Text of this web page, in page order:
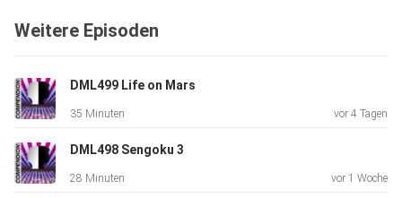
Weitere Episoden
DML499 Life on Mars
35 Minuten vor 4 Tagen
DML498 Sengoku 3
28 Minuten vor 1 Woche